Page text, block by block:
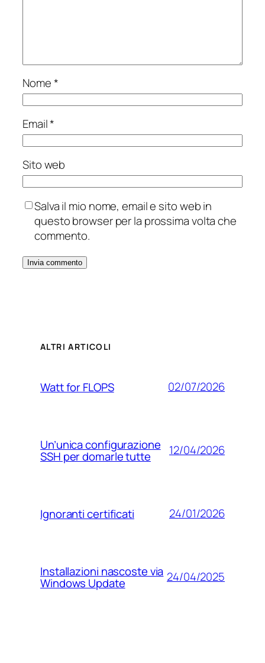
Nome*
Email*
Sito web
Salva il mio nome, email e sito web in
questo browser per la prossima volta che
commento.
ALTRI ARTICOLI
Watt for FLOPS 02/07/2026
Un’unica configurazione
SSH per domarle tutte 12/04/2026
Ignoranti certificati 24/01/2026
Installazioni nascoste via
Windows Update 24/04/2025